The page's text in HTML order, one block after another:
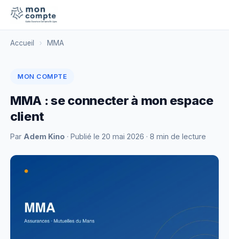
Accueil › MMA
MON COMPTE
MMA : se connecter à mon espace
client
Par Adem Kino · Publié le 20 mai 2026 · 8 min de lecture